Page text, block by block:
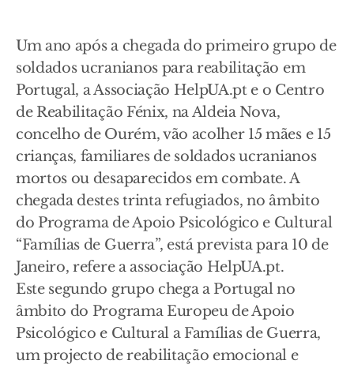
Um ano após a chegada do primeiro grupo de
soldados ucranianos para reabilitação em
Portugal, a Associação HelpUA.pt e o Centro
de Reabilitação Fénix, na Aldeia Nova,
concelho de Ourém, vão acolher 15 mães e 15
crianças, familiares de soldados ucranianos
mortos ou desaparecidos em combate. A
chegada destes trinta refugiados, no âmbito
do Programa de Apoio Psicológico e Cultural
“Famílias de Guerra”, está prevista para 10 de
Janeiro, refere a associação HelpUA.pt.
Este segundo grupo chega a Portugal no
âmbito do Programa Europeu de Apoio
Psicológico e Cultural a Famílias de Guerra,
um projecto de reabilitação emocional e